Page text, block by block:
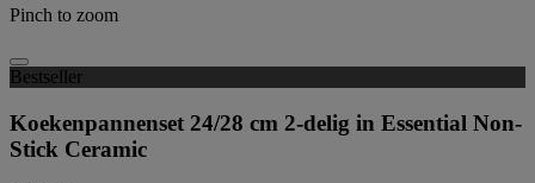
Pinch to zoom
Bestseller
Koekenpannenset 24/28 cm 2-delig in Essential Non-
Stick Ceramic